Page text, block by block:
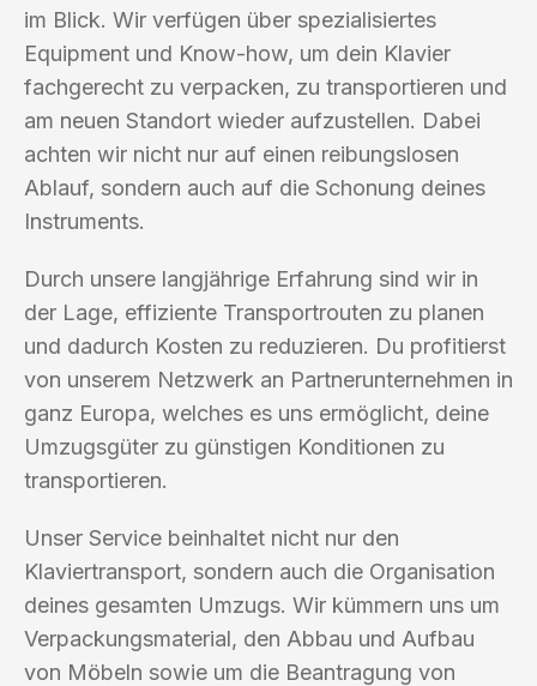
im Blick. Wir verfügen über spezialisiertes
Equipment und Know-how, um dein Klavier
fachgerecht zu verpacken, zu transportieren und
am neuen Standort wieder aufzustellen. Dabei
achten wir nicht nur auf einen reibungslosen
Ablauf, sondern auch auf die Schonung deines
Instruments.
Durch unsere langjährige Erfahrung sind wir in
der Lage, effiziente Transportrouten zu planen
und dadurch Kosten zu reduzieren. Du profitierst
von unserem Netzwerk an Partnerunternehmen in
ganz Europa, welches es uns ermöglicht, deine
Umzugsgüter zu günstigen Konditionen zu
transportieren.
Unser Service beinhaltet nicht nur den
Klaviertransport, sondern auch die Organisation
deines gesamten Umzugs. Wir kümmern uns um
Verpackungsmaterial, den Abbau und Aufbau
von Möbeln sowie um die Beantragung von